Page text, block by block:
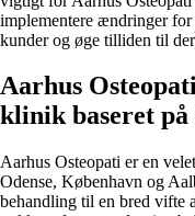
implementere ændringer for
kunder og øge tilliden til
Aarhus
klinik baseret
Aarhus Osteopati er en
Odense, København og
behandling til en bred vifte